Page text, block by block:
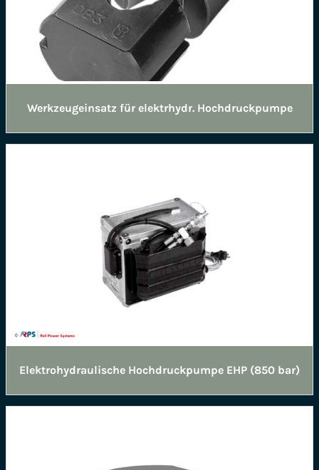
Werkzeugeinsatz für elektrhydr. Hochdruckpumpe
Elektrohydraulische Hochdruckpumpe EHP (850 bar)